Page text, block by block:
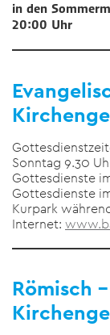
in den
20:00 Uhr
Sonntag 9.30
Gottesdienste
Gottesdienste
Kurpark
Internet:
Römisch